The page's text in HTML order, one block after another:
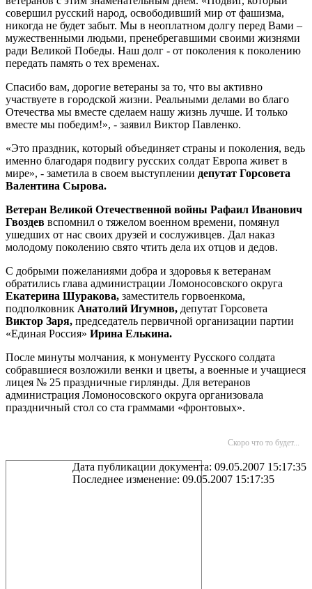
совершил русский народ, освободивший мир от фашизма,
никогда не будет забыт. Мы в неоплатном долгу перед Вами –
мужественными людьми, пренебрегавшими своими жизнями
ради Великой Победы. Наш долг - от поколения к поколению
передать память о тех временах.
Спасибо вам, дорогие ветераны за то, что вы активно
участвуете в городской жизни. Реальными делами во благо
Отечества мы вместе сделаем нашу жизнь лучше. И только
вместе мы победим!», - заявил Виктор Павленко.
«Это праздник, который объединяет страны и поколения, ведь
именно благодаря подвигу русских солдат Европа живет в
мире», - заметила в своем выступлении депутат Горсовета
Валентина Сырова.
Ветеран Великой Отечественной войны Рафаил Иванович
Гвоздев вспомнил о тяжелом военном времени, помянул
ушедших от нас своих друзей и сослуживцев. Дал наказ
молодому поколению свято чтить дела их отцов и дедов.
С добрыми пожеланиями добра и здоровья к ветеранам
обратились глава администрации Ломоносовского округа
Екатерина Шуракова, заместитель горвоенкома,
подполковник Анатолий Игумнов, депутат Горсовета
Виктор Заря, председатель первичной организации партии
«Единая Россия» Ирина Елькина.
После минуты молчания, к монументу Русского солдата
собравшиеся возложили венки и цветы, а военные и учащиеся
лицея № 25 праздничные гирлянды. Для ветеранов
администрация Ломоносовского округа организовала
праздничный стол со ста граммами «фронтовых».
Скоро что то будет...
Дата публикации документа: 09.05.2007 15:17:35
Последнее изменение: 09.05.2007 15:17:35